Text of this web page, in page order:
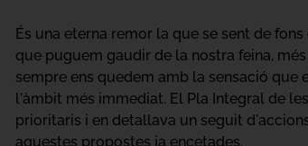
És una eterna remor la que se sent de
que puguem gaudir de la nostra feina,
sempre ens quedem amb la sensació
l'àmbit més immediat. El Pla Integral de
prioritaris i en detallava un seguit
aquestes propostes ja encetades.